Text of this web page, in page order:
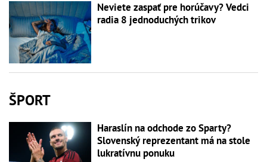
Neviete zaspať pre horúčavy? Vedci
radia 8 jednoduchých trikov
ŠPORT
Haraslín na odchode zo Sparty?
Slovenský reprezentant má na stole
lukratívnu ponuku